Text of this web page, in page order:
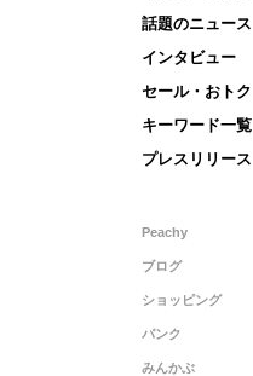
話題のニュース
インタビュー
セール・おトク
キーワード一覧
プレスリリース
Peachy
ブログ
ショッピング
バンク
みんかぶ